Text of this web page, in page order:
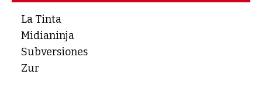
La Tinta
Midianinja
Subversiones
Zur